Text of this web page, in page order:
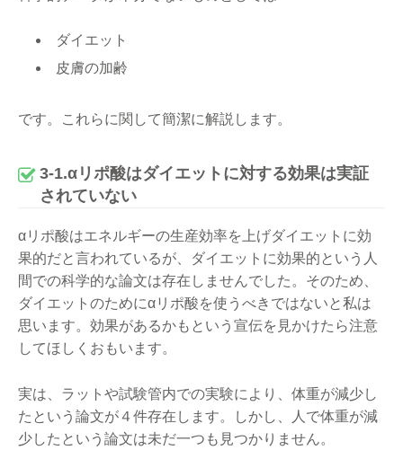
ダイエット
皮膚の加齢
です。これらに関して簡潔に解説します。
3-1.αリポ酸はダイエットに対する効果は実証
されていない
αリポ酸はエネルギーの生産効率を上げダイエットに効
果的だと言われているが、ダイエットに効果的という人
間での科学的な論文は存在しませんでした。そのため、
ダイエットのためにαリポ酸を使うべきではないと私は
思います。効果があるかもという宣伝を見かけたら注意
してほしくおもいます。
実は、ラットや試験管内での実験により、体重が減少し
たという論文が４件存在します。しかし、人で体重が減
少したという論文は未だ一つも見つかりません。